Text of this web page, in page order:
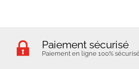
Paiement sécurisé
Paiement en ligne 100%